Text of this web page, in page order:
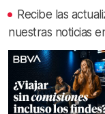
Recibe las
nuestras noticias